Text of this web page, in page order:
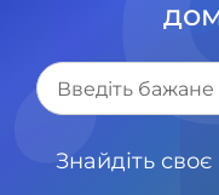
Знайдіть